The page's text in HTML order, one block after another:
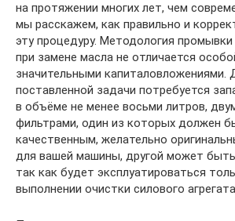
на протяжении многих лет, чем
мы расскажем, как правильно и
эту процедуру. Методология
при замене масла не отличается
значительными капиталовложениями.
поставленной задачи потребуется
в объёме не менее восьми литров,
фильтрами, один из которых должен
качественным, желательно
для вашей машины, другой может
так как будет эксплуатироваться
выполнении очистки силового